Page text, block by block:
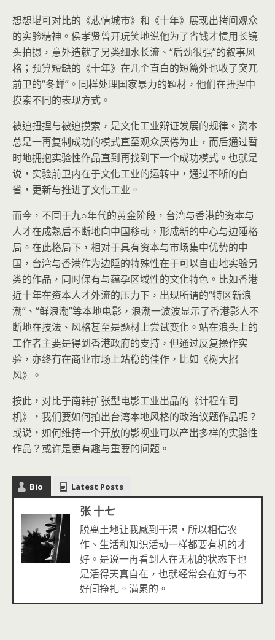
想想堪可对比的《悲情城市》和《十年》展现出拷问观众
的实验精神。侯孝贤曾开玩笑地说他为了省钱才惯用长镜
头拍摄，意外造就了另类细水长流、“后劲很强”的叙事风
格；预算短缺的《十年》在几个直白的短篇外也收了突兀
前卫的“冬蝉”。同样处理国家暴力的题材，他们在扭捏中
摸索不同的表现方式。
被迫扭捏与被迫摸索，是文化工业辩证发展的规律。资本
总是一再复制成功的模式直至观众厌倦为止，而后通过暂
时地拥抱实验性作品直到再找到下一个成功模式。也就是
说，实验前卫内在于文化工业的运转中，通过不断的自
省，更新与推进了文化工业。
而今，不同于九○年代的黄金阶段，台湾与香港的资本与
人才在成熟后不断地向中国移动，形成新的中心与边陲格
局。在此格局下，相对于具有资本与市场集中优势的中
国，台湾与香港作为边陲的特殊性在于可以自由地实验另
类的作品，同时保有与蕴孕区域性的文化特色。比如香港
近十年在资本人才外流的压力下，出现所谓的“特区新浪
潮”、“鲜浪潮”等本地电影，浪潮一波波显示了香港影人不
断地在技法、风格甚至是题材上尝试变化。站在浪头上的
工作者主要是得到香港政府的支持，但通过反复操作实
验，亦终有在商业市场上站稳的佳作，比如《树大招
风》。
按此，对比于南韩扩张型电影工业出品的《计程车司
机》，我们要如何拍出台湾本地风格的政治议题作品呢？
或说，如何维持一个开放的影视业可以产出多样的实验性
作品？或许是更有趣与重要的问题。
Bio Latest Posts
张 十七
脱离土地让我感到干渴，所以相信农
作、生活和知识活动一样都要有机的才
好。是说一再看到人在无机的状态下也
是活得天真自在，也就经常会在好与不
好间挣扎。满累的。